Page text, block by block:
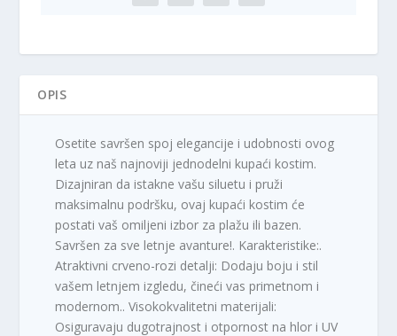
OPIS
Osetite savršen spoj elegancije i udobnosti ovog
leta uz naš najnoviji jednodelni kupaći kostim.
Dizajniran da istakne vašu siluetu i pruži
maksimalnu podršku, ovaj kupaći kostim će
postati vaš omiljeni izbor za plažu ili bazen.
Savršen za sve letnje avanture!. Karakteristike:.
Atraktivni crveno-rozi detalji: Dodaju boju i stil
vašem letnjem izgledu, čineći vas primetnom i
modernom.. Visokokvalitetni materijali:
Osiguravaju dugotrajnost i otpornost na hlor i UV